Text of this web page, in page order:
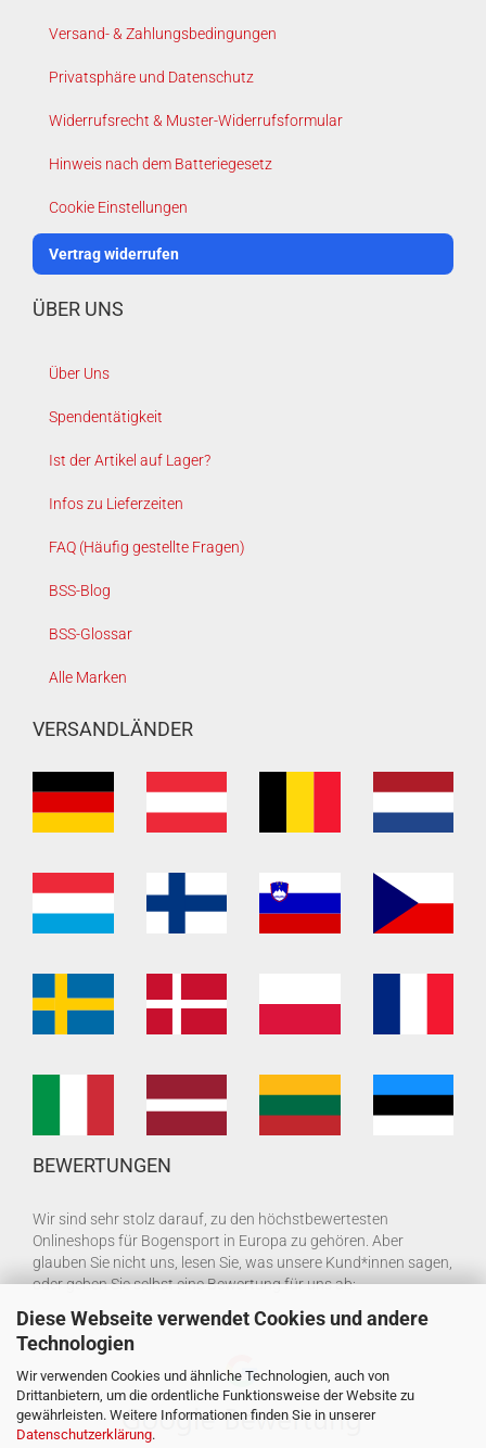
Diese Webseite verwendet Cookies und andere
Technologien
Wir verwenden Cookies und ähnliche Technologien, auch von
Drittanbietern, um die ordentliche Funktionsweise der Website zu
gewährleisten. Weitere Informationen finden Sie in unserer
Datenschutzerklärung.
Versand- & Zahlungsbedingungen
Privatsphäre und Datenschutz
Widerrufsrecht & Muster-Widerrufsformular
Hinweis nach dem Batteriegesetz
Cookie Einstellungen
Vertrag widerrufen
ÜBER UNS
Über Uns
Spendentätigkeit
Ist der Artikel auf Lager?
Infos zu Lieferzeiten
FAQ (Häufig gestellte Fragen)
BSS-Blog
BSS-Glossar
Alle Marken
VERSANDLÄNDER
BEWERTUNGEN
Wir sind sehr stolz darauf, zu den höchstbewertesten
Onlineshops für Bogensport in Europa zu gehören. Aber
glauben Sie nicht uns, lesen Sie, was unsere Kund*innen sagen,
oder geben Sie selbst eine Bewertung für uns ab: